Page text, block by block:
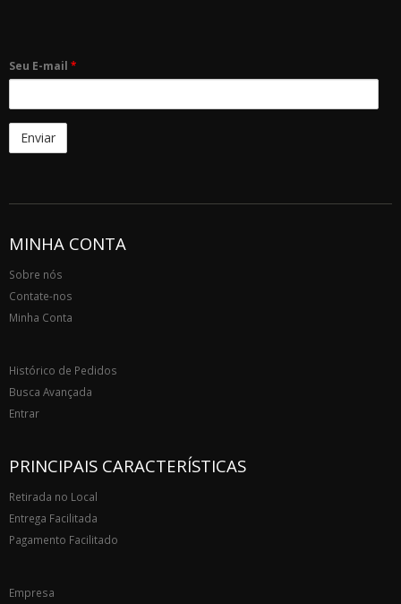
Seu E-mail *
MINHA CONTA
Sobre nós
Contate-nos
Minha Conta
Histórico de Pedidos
Busca Avançada
Entrar
PRINCIPAIS CARACTERÍSTICAS
Retirada no Local
Entrega Facilitada
Pagamento Facilitado
Empresa